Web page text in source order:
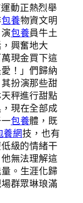
動正熱烈舉
包養物資文明
包養員牛土
興奮地大
現金買下這
！」們歸納
扮演那些甜
秤進行甜點
現在全部成
包養體，既
養網技，也有
級的情緒干
無法理解這
。生涯化歸
群眾琳琅滿